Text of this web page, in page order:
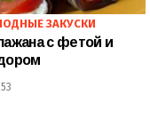
ЗАКУСКИ
с фетой и